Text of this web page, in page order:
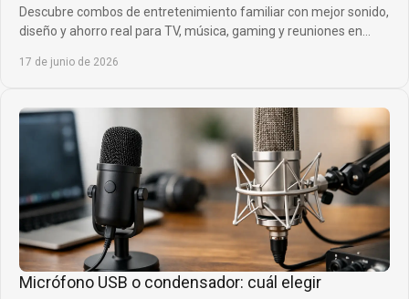
Descubre combos de entretenimiento familiar con mejor sonido,
diseño y ahorro real para TV, música, gaming y reuniones en
17 de junio de 2026
Micrófono USB o condensador: cuál elegir